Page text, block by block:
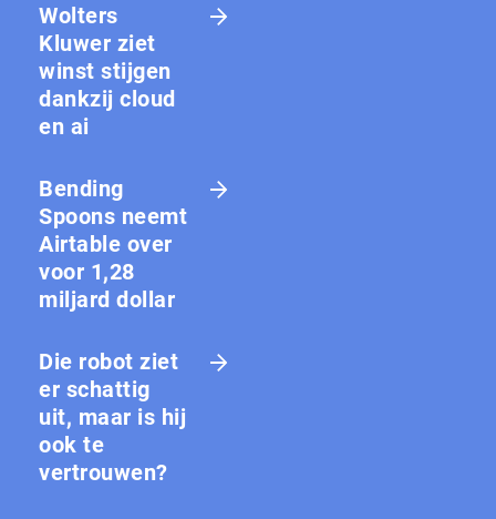
Wolters
Kluwer ziet
winst stijgen
dankzij cloud
en ai
Bending
Spoons neemt
Airtable over
voor 1,28
miljard dollar
Die robot ziet
er schattig
uit, maar is hij
ook te
vertrouwen?